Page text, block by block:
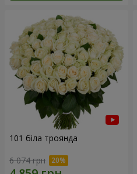
101 біла троянда
6 074 грн